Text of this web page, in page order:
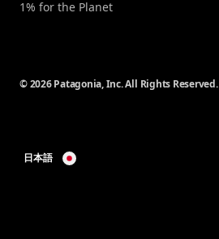
1% for the Planet
© 2026 Patagonia, Inc. All Rights Reserved.
日本語